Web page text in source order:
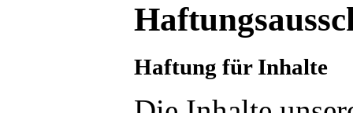
Haftung für Inhalte